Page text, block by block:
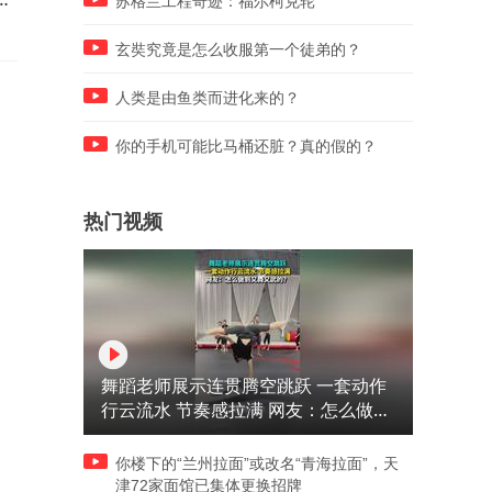
玄奘究竟是怎么收服第一个徒弟的？
人类是由鱼类而进化来的？
你的手机可能比马桶还脏？真的假的？
热门视频
舞蹈老师展示连贯腾空跳跃 一套动作
行云流水 节奏感拉满 网友：怎么做到
又舞又武的？
你楼下的“兰州拉面”或改名“青海拉面”，天
津72家面馆已集体更换招牌